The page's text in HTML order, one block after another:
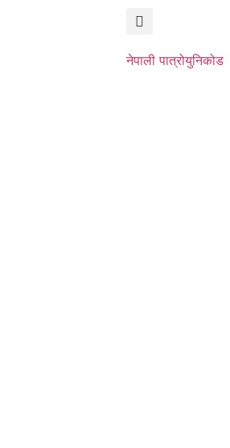
नेपाली पात्रोयुनिकोड